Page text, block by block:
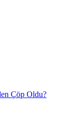
Çöp Oldu?